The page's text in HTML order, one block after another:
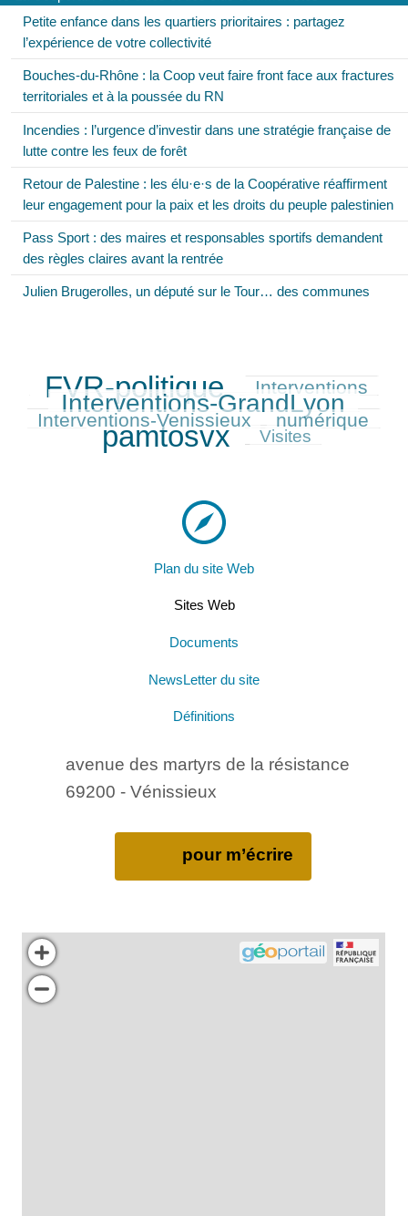
Petite enfance dans les quartiers prioritaires : partagez
l’expérience de votre collectivité
Bouches-du-Rhône : la Coop veut faire front face aux fractures
territoriales et à la poussée du RN
Incendies : l’urgence d’investir dans une stratégie française de
lutte contre les feux de forêt
Retour de Palestine : les élu·e·s de la Coopérative réaffirment
leur engagement pour la paix et les droits du peuple palestinien
Pass Sport : des maires et responsables sportifs demandent
des règles claires avant la rentrée
Julien Brugerolles, un député sur le Tour… des communes
657/699
FVR-politique
310/699 Interventions
527/699
Interventions-GrandLyon
271/699
Interventions-Venissieux
277/699 numérique
699/699
pamtosvx Visites
Plan du site Web
Sites Web
Documents
NewsLetter du site
Définitions
avenue des martyrs de la résistance
69200 - Vénissieux
pour m’écrire